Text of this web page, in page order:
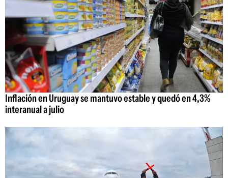
Inflación en Uruguay se mantuvo estable y quedó en 4,3%
interanual a julio